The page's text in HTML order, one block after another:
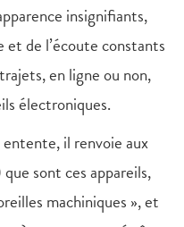
insignifiants,
et de l’écoute constants
en ligne ou non,
électroniques.
il renvoie aux
sont ces appareils,
machiniques », et